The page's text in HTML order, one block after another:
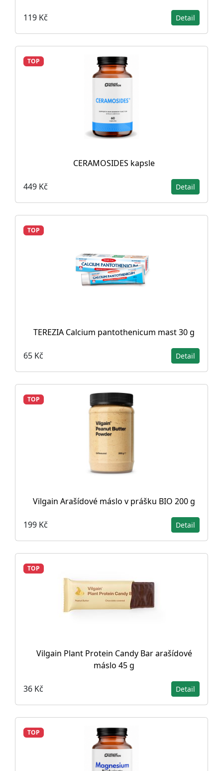
119 Kč Detail
TOP
CERAMOSIDES kapsle
449 Kč Detail
TOP
TEREZIA Calcium pantothenicum mast 30 g
65 Kč Detail
TOP
Vilgain Arašídové máslo v prášku BIO 200 g
199 Kč Detail
TOP
Vilgain Plant Protein Candy Bar arašídové
máslo 45 g
36 Kč Detail
TOP